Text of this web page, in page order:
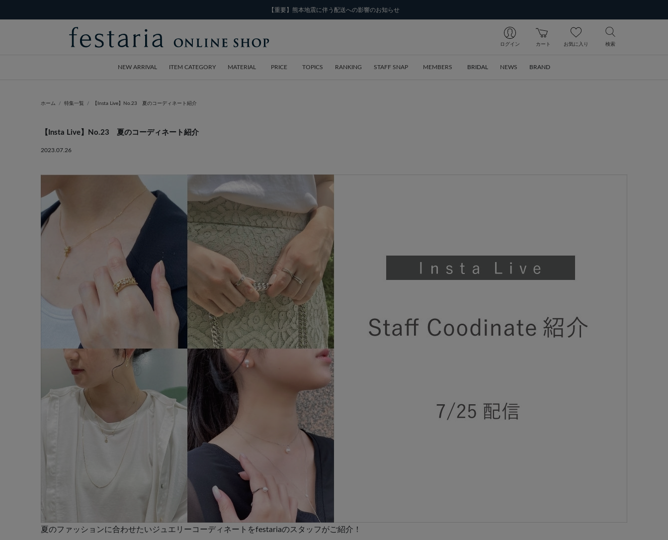
【重要】熊本地震に伴う配送への影響のお知らせ
ログイン カート お気に入り 検索
NEW ARRIVAL ITEM CATEGORY MATERIAL PRICE TOPICS RANKING STAFF SNAP MEMBERS BRIDAL NEWS BRAND
ホーム 特集一覧 【Insta Live】No.23 夏のコーディネート紹介
【Insta Live】No.23 夏のコーディネート紹介
2023.07.26
夏のファッションに合わせたいジュエリーコーディネートをfestariaのスタッフがご紹介！